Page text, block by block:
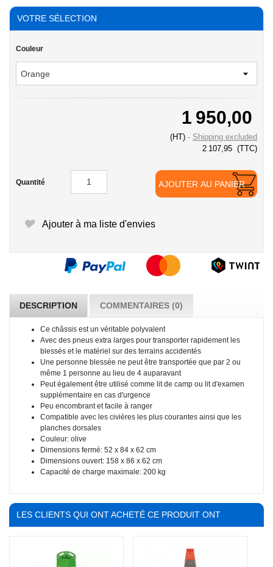
VOTRE SÉLECTION
Couleur
1 950,00
(HT)
Shipping excluded
2 107,95 (TTC)
Quantité AJOUTER AU PANIER
Ajouter à ma liste d'envies
DESCRIPTION COMMENTAIRES (0)
Ce châssis est un véritable polyvalent
Avec des pneus extra larges pour transporter rapidement les
blessés et le matériel sur des terrains accidentés
Une personne blessée ne peut être transportée que par 2 ou
même 1 personne au lieu de 4 auparavant
Peut également être utilisé comme lit de camp ou lit d'examen
supplémentaire en cas d'urgence
Peu encombrant et facile à ranger
Compatible avec les civières les plus courantes ainsi que les
planches dorsales
Couleur: olive
Dimensions fermé: 52 x 84 x 62 cm
Dimensions ouvert: 158 x 86 x 62 cm
Capacité de charge maximale: 200 kg
LES CLIENTS QUI ONT ACHETÉ CE PRODUIT ONT